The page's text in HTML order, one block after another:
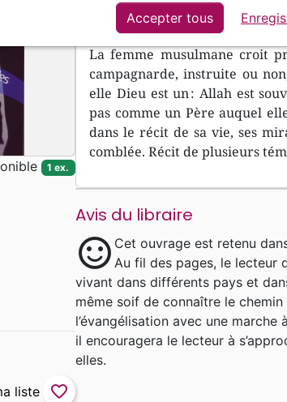
Editions Sénevé
La femme musulmane croit
campagnarde, instruite ou
elle Dieu est un : Allah est
pas comme un Père auquel
dans le récit de sa vie, ses
comblée. Récit de plusieurs
Avis du libraire
sentiment_satisfied Cet ouvrage est retenu
Au fil des pages, le lecteur
vivant dans différents pays et
même soif de connaître le
l’évangélisation avec une
il encouragera le lecteur à
elles.
1 ex.
favorite_border
Accepter tous